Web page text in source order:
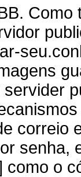
correio
senha,
como o